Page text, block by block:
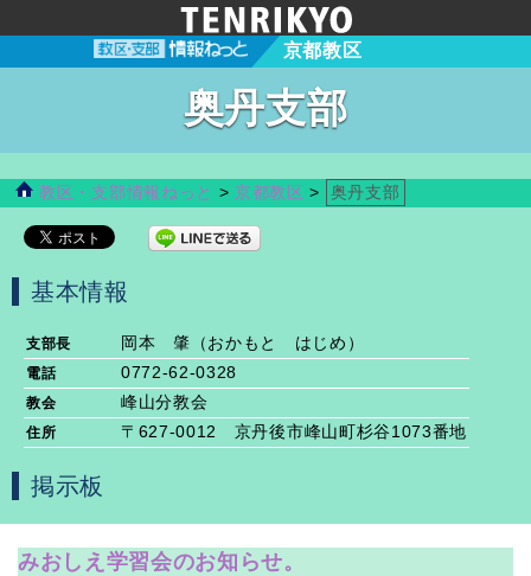
京都教区
奥丹支部
教区・支部情報ねっと > 京都教区 > 奥丹支部
基本情報
支部長 岡本 肇（おかもと はじめ）
電話 0772-62-0328
教会 峰山分教会
住所 〒627-0012 京丹後市峰山町杉谷1073番地
掲示板
みおしえ学習会のお知らせ。